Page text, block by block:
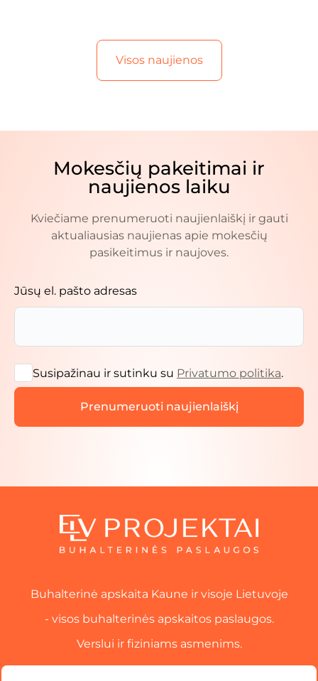
Visos naujienos
Mokesčių pakeitimai ir
naujienos laiku
Kviečiame prenumeruoti naujienlaiškį ir gauti
aktualiausias naujienas apie mokesčių
pasikeitimus ir naujoves.
Jūsų el. pašto adresas
Susipažinau ir sutinku su Privatumo politika.
Buhalterinė apskaita Kaune ir visoje Lietuvoje
- visos buhalterinės apskaitos paslaugos.
Verslui ir fiziniams asmenims.